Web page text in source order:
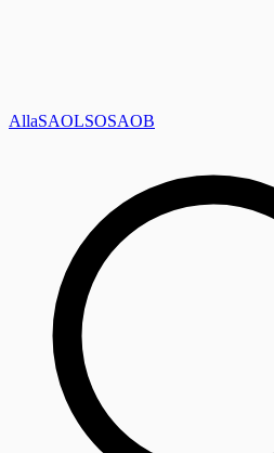
AllaSAOLSOSAOB